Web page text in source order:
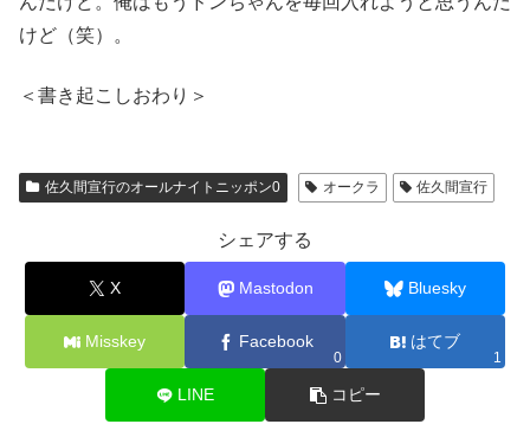
けど（笑）。
＜書き起こしおわり＞
佐久間宣行のオールナイトニッポン0 オークラ 佐久間宣行
シェアする
X Mastodon Bluesky
Misskey Facebook
0
はてブ
1
LINE コピー